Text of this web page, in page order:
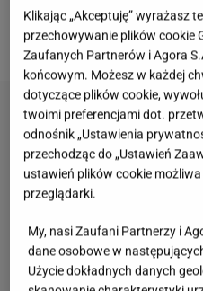
czosnek w oliwie zacznie
butach...
Klikając „Akceptuję” wyrażasz
przechowywanie plików cookie
Zaufanych Partnerów i Agora
końcowym. Możesz w każdej
dotyczące plików cookie,
twoimi preferencjami dot.
odnośnik „Ustawienia
przechodząc do „Ustawień
ustawień plików cookie
przeglądarki.
My, nasi Zaufani Partnerzy i
dane osobowe w
Użycie dokładnych danych